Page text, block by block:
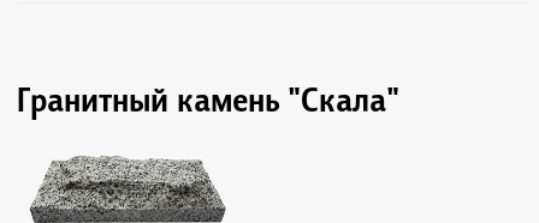
Гранитный камень "Скала"